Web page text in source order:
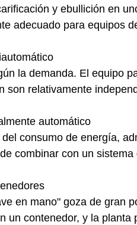
y ebullición en
adecuado para equipos
la demanda. El equipo
son relativamente
automático
consumo de energía,
combinar con un
en mano" goza de gran
un contenedor, y la